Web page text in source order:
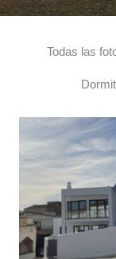
Todas las